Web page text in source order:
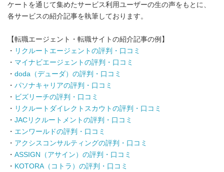
ケートを通じて集めたサービス利用ユーザーの生の声をもとに、
各サービスの紹介記事を執筆しております。
【転職エージェント・転職サイトの紹介記事の例】
・ リクルートエージェントの評判・口コミ
・ マイナビエージェントの評判・口コミ
・ doda（デューダ）の評判・口コミ
・ パソナキャリアの評判・口コミ
・ ビズリーチの評判・口コミ
・ リクルートダイレクトスカウトの評判・口コミ
・ JACリクルートメントの評判・口コミ
・ エンワールドの評判・口コミ
・ アクシスコンサルティングの評判・口コミ
・ ASSIGN（アサイン）の評判・口コミ
・ KOTORA（コトラ）の評判・口コミ